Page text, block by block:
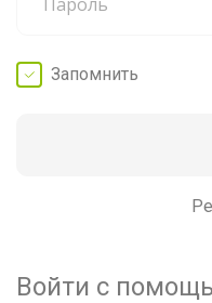
Запомнить
Войти с